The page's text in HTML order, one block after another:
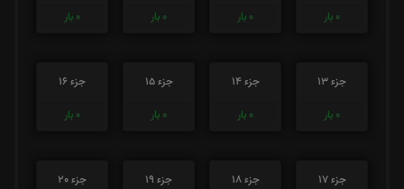
0 بار
0 بار
0 بار
0 بار
جزء 13
0 بار
جزء 14
0 بار
جزء 15
0 بار
جزء 16
0 بار
جزء 17
جزء 18
جزء 19
جزء 20